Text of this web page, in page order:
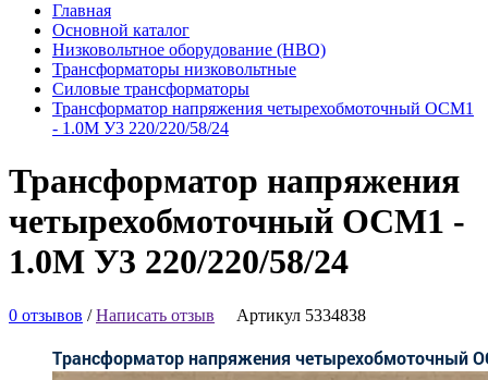
Главная
Основной каталог
Низковольтное оборудование (НВО)
Трансформаторы низковольтные
Силовые трансформаторы
Трансформатор напряжения четырехобмоточный ОСМ1
- 1.0М У3 220/220/58/24
Трансформатор напряжения
четырехобмоточный ОСМ1 -
1.0М У3 220/220/58/24
0 отзывов /Написать отзыв Артикул 5334838